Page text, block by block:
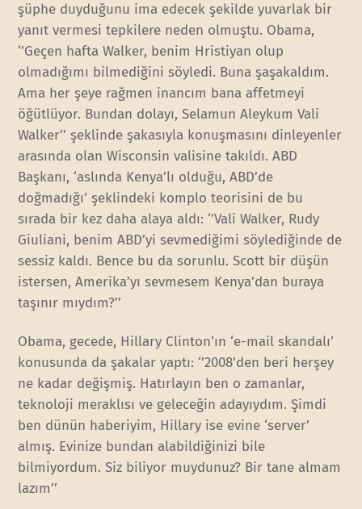
şüphe duyduğunu ima edecek şekilde yuvarlak bir
yanıt vermesi tepkilere neden olmuştu. Obama,
‘’Geçen hafta Walker, benim Hristiyan olup
olmadığımı bilmediğini söyledi. Buna şaşakaldım.
Ama her şeye rağmen inancım bana affetmeyi
öğütlüyor. Bundan dolayı, Selamun Aleykum Vali
Walker’’ şeklinde şakasıyla konuşmasını dinleyenler
arasında olan Wisconsin valisine takıldı. ABD
Başkanı, ‘aslında Kenya’lı olduğu, ABD’de
doğmadığı’ şeklindeki komplo teorisini de bu
sırada bir kez daha alaya aldı: ‘’Vali Walker, Rudy
Giuliani, benim ABD’yi sevmediğimi söylediğinde de
sessiz kaldı. Bence bu da sorunlu. Scott bir düşün
istersen, Amerika’yı sevmesem Kenya’dan buraya
taşınır mıydım?’’
Obama, gecede, Hillary Clinton’ın ‘e-mail skandalı’
konusunda da şakalar yaptı: ‘’2008’den beri herşey
ne kadar değişmiş. Hatırlayın ben o zamanlar,
teknoloji meraklısı ve geleceğin adayıydım. Şimdi
ben dünün haberiyim, Hillary ise evine ‘server’
almış. Evinize bundan alabildiğinizi bile
bilmiyordum. Siz biliyor muydunuz? Bir tane almam
lazım’’